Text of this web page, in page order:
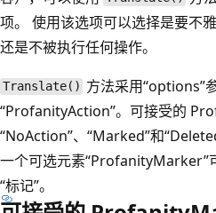
项。 使用该选项可以选择是要不
还是不被执行任何操作。
Translate() 方法采用“options”
“ProfanityAction”。可接受的
“NoAction”、“Marked”和
一个可选元素“ProfanityMarker”
“标记”。